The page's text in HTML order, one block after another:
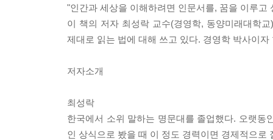
"인간과 세상을 이해하려면 인문서를, 꿈을 이루
이 책의 저자 최성락 교수(경영학, 동양미래대학
제대로 읽는 법에 대해 쓰고 있다. 경영학 박사이
저자소개
최성락
한국에서 소위 말하는 명문대를 졸업했다. 오랫
인 상식으로 봤을 때 이 정도 경력이면 경제적으